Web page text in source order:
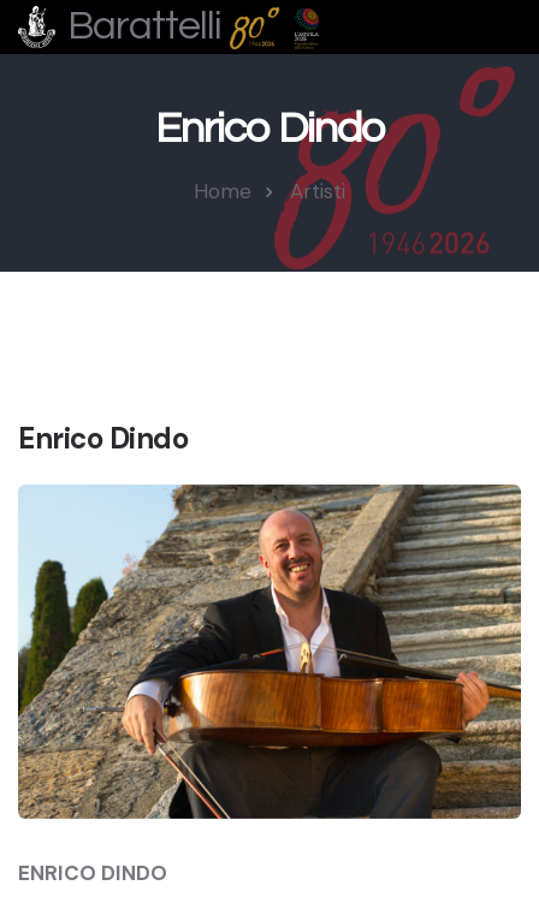
Barattelli
Enrico Dindo
Home Artisti
Enrico Dindo
ENRICO DINDO